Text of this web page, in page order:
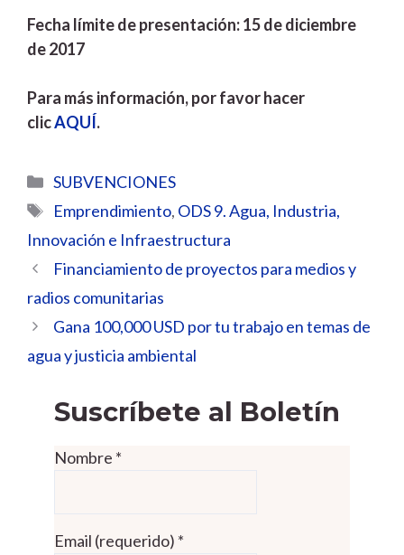
Fecha límite de presentación: 15 de diciembre
de 2017
Para más información, por favor hacer
clicAQUÍ.
Categorías
SUBVENCIONES
Etiquetas
Emprendimiento, ODS 9. Agua, Industria,
Innovación e Infraestructura
Financiamiento de proyectos para medios y
radios comunitarias
Gana 100,000 USD por tu trabajo en temas de
agua y justicia ambiental
Suscríbete al Boletín
Nombre *
Email (requerido) *